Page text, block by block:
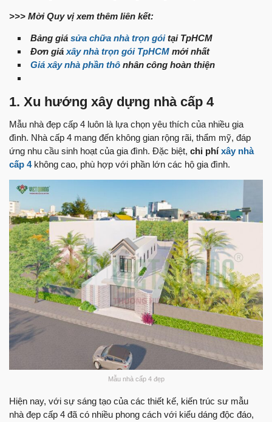
>>> Mời Quy vị xem thêm liên kết:
Bảng giá sửa chữa nhà trọn góitại TpHCM
Đơn giá xây nhà trọn gói TpHCM mới nhất
Giá xây nhà phần thô nhân công hoàn thiện
1. Xu hướng xây dựng nhà cấp 4
Mẫu nhà đẹp cấp 4 luôn là lựa chọn yêu thích của nhiều gia
đình. Nhà cấp 4 mang đến không gian rộng rãi, thẩm mỹ, đáp
ứng nhu cầu sinh hoạt của gia đình. Đặc biệt, chi phíxây nhà
cấp 4không cao, phù hợp với phần lớn các hộ gia đình.
Mẫu nhà cấp 4 đẹp
Hiện nay, với sự sáng tạo của các thiết kế, kiến trúc sư mẫu
nhà đẹp cấp 4 đã có nhiều phong cách với kiểu dáng độc đáo,